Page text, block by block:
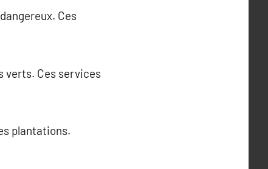
Ces
verts. Ces services
plantations.